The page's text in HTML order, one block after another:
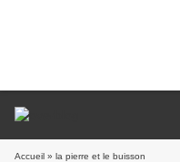
Accueil » la pierre et le buisson